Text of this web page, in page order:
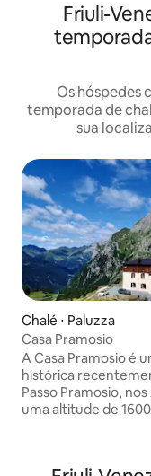
Friuli-
Os hóspedes
temporada de
sua
Chalé ⋅ Paluzza
Casa Pramosio
A Casa Pramosio é
histórica
Passo Pramosio,
uma altitude de